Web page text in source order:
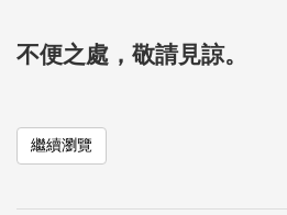
不便之處，敬請見諒。
繼續瀏覽